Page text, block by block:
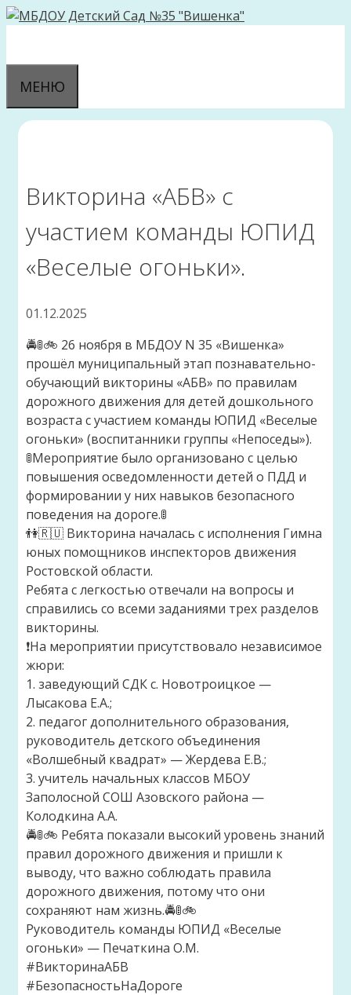
Перейти
МЕНЮ
Викторина «АБВ» с
участием команды ЮПИД
«Веселые огоньки».
01.12.2025
🚔🚦🚲 26 ноября в МБДОУ N 35 «Вишенка»
прошёл муниципальный этап познавательно-
обучающий викторины «АБВ» по правилам
дорожного движения для детей дошкольного
возраста с участием команды ЮПИД «Веселые
огоньки» (воспитанники группы «Непоседы»).
🚦Мероприятие было организовано с целью
повышения осведомленности детей о ПДД и
формировании у них навыков безопасного
поведения на дороге.🚦
👫🇷🇺 Викторина началась с исполнения Гимна
юных помощников инспекторов движения
Ростовской области.
Ребята с легкостью отвечали на вопросы и
справились со всеми заданиями трех разделов
викторины.
❗На мероприятии присутствовало независимое
жюри:
1. заведующий СДК с. Новотроицкое —
Лысакова Е.А.;
2. педагог дополнительного образования,
руководитель детского объединения
«Волшебный квадрат» — Жердева Е.В.;
3. учитель начальных классов МБОУ
Заполосной СОШ Азовского района —
Колодкина А.А.
🚔🚦🚲 Ребята показали высокий уровень знаний
правил дорожного движения и пришли к
выводу, что важно соблюдать правила
дорожного движения, потому что они
сохраняют нам жизнь.🚔🚦🚲
Руководитель команды ЮПИД «Веселые
огоньки» — Печаткина О.М.
#ВикторинаАБВ
#БезопасностьНаДороге